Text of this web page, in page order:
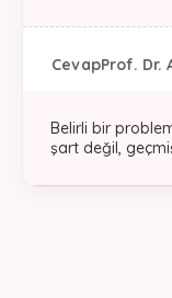
CevapProf. Dr.
Belirli bir
şart değil,